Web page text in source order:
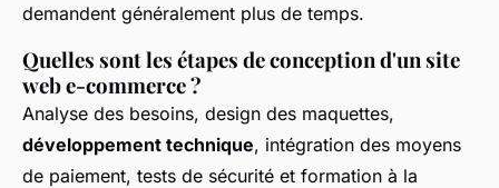
demandent généralement plus de temps.
Quelles sont les étapes de conception d'un site
web e-commerce ?
Analyse des besoins, design des maquettes,
développement technique, intégration des moyens
de paiement, tests de sécurité et formation à la